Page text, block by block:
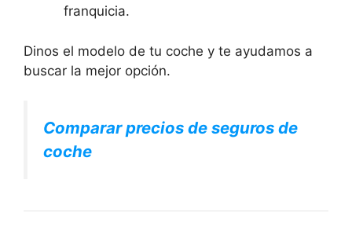
franquicia.
Dinos el modelo de tu coche y te ayudamos a
buscar la mejor opción.
Comparar precios de seguros de
coche